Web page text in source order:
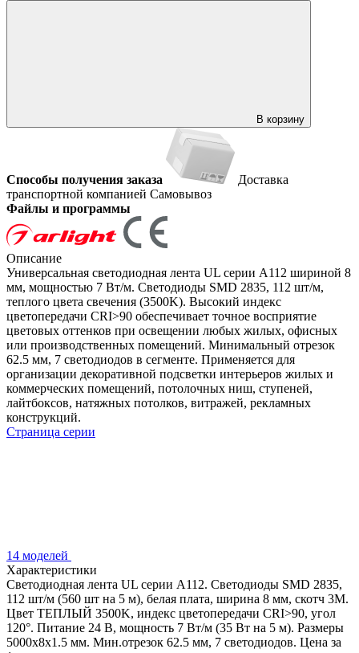
В корзину
Способы получения заказа
Доставка
транспортной компанией Самовывоз
Файлы и программы
Описание
Универсальная светодиодная лента UL серии A112 шириной 8
мм, мощностью 7 Вт/м. Светодиоды SMD 2835, 112 шт/м,
теплого цвета свечения (3500K). Высокий индекс
цветопередачи CRI>90 обеспечивает точное восприятие
цветовых оттенков при освещении любых жилых, офисных
или производственных помещений. Минимальный отрезок
62.5 мм, 7 светодиодов в сегменте. Применяется для
организации декоративной подсветки интерьеров жилых и
коммерческих помещений, потолочных ниш, ступеней,
лайтбоксов, натяжных потолков, витражей, рекламных
конструкций.
Страница серии
14 моделей
Характеристики
Светодиодная лента UL серии A112. Светодиоды SMD 2835,
112 шт/м (560 шт на 5 м), белая плата, ширина 8 мм, скотч 3M.
Цвет ТЕПЛЫЙ 3500K, индекс цветопередачи CRI>90, угол
120°. Питание 24 В, мощность 7 Вт/м (35 Вт на 5 м). Размеры
5000x8x1.5 мм. Мин.отрезок 62.5 мм, 7 светодиодов. Цена за